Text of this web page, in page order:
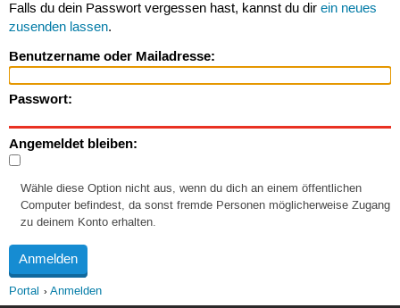
Falls du dein Passwort vergessen hast, kannst du dir ein neues
zusenden lassen.
Benutzername oder Mailadresse:
Passwort:
Angemeldet bleiben:
Wähle diese Option nicht aus, wenn du dich an einem öffentlichen
Computer befindest, da sonst fremde Personen möglicherweise Zugang
zu deinem Konto erhalten.
Portal Anmelden